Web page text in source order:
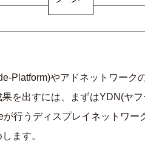
Platform)やアドネットワーク
を出すには、まずはYDN(ヤ
行うディスプレイネットワー
ます。